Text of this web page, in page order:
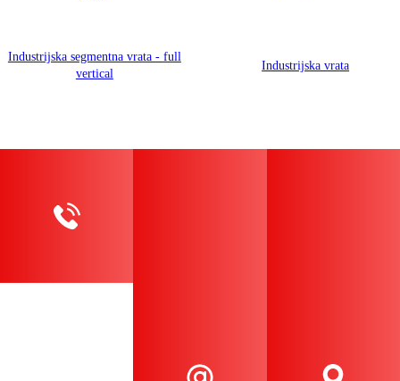
Industrijska segmentna vrata - full
vertical
Industrijska vrata